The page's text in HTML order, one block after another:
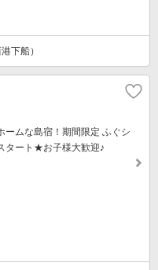
下船）
ームな島宿！期間限定 ふぐシ
タート★お子様大歓迎♪